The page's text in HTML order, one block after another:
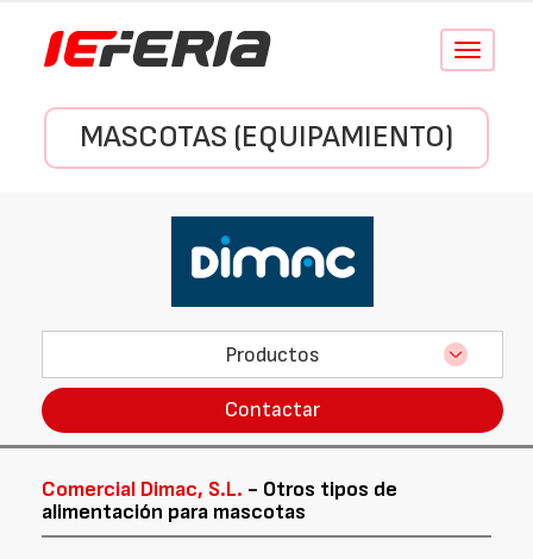
Conmutar
MASCOTAS (EQUIPAMIENTO)
Productos
Contactar
Comercial Dimac, S.L. - Otros tipos de
alimentación para mascotas